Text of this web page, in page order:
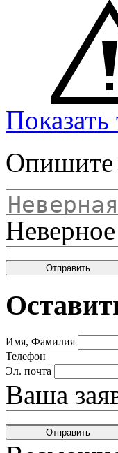
Опишите
Имя, Фамилия
Телефон
Эл. почта
Ваша